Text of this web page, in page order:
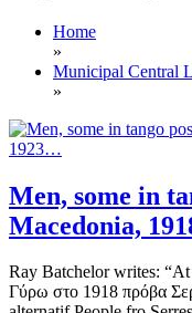
Home
»
Municipal Central
»
Men, some in
Macedonia,
Ray Batchelor writes:
Γύρω στο 1918 πρόβα